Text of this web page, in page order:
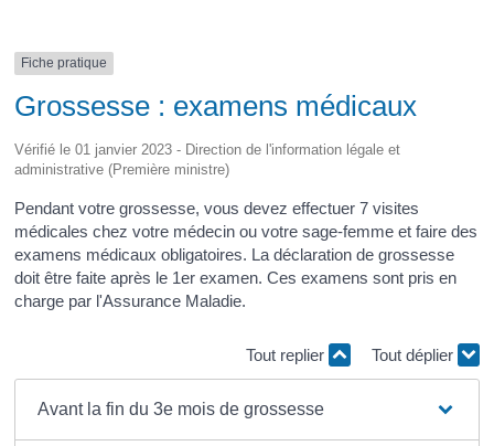
Fiche pratique
Grossesse : examens médicaux
Vérifié le 01 janvier 2023 - Direction de l'information légale et
administrative (Première ministre)
Pendant votre grossesse, vous devez effectuer 7 visites
médicales chez votre médecin ou votre sage-femme et faire des
examens médicaux obligatoires. La déclaration de grossesse
doit être faite après le 1er examen. Ces examens sont pris en
charge par l'Assurance Maladie.
Tout replier Tout déplier
Avant la fin du 3e mois de grossesse